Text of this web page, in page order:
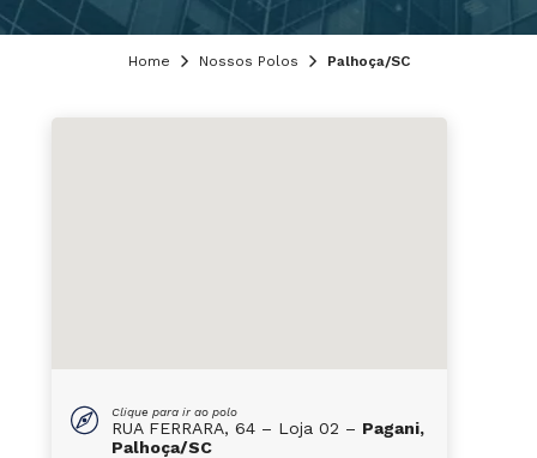
Home Nossos Polos Palhoça/SC
Clique para ir ao polo
RUA FERRARA, 64 – Loja 02 – Pagani,
Palhoça/SC